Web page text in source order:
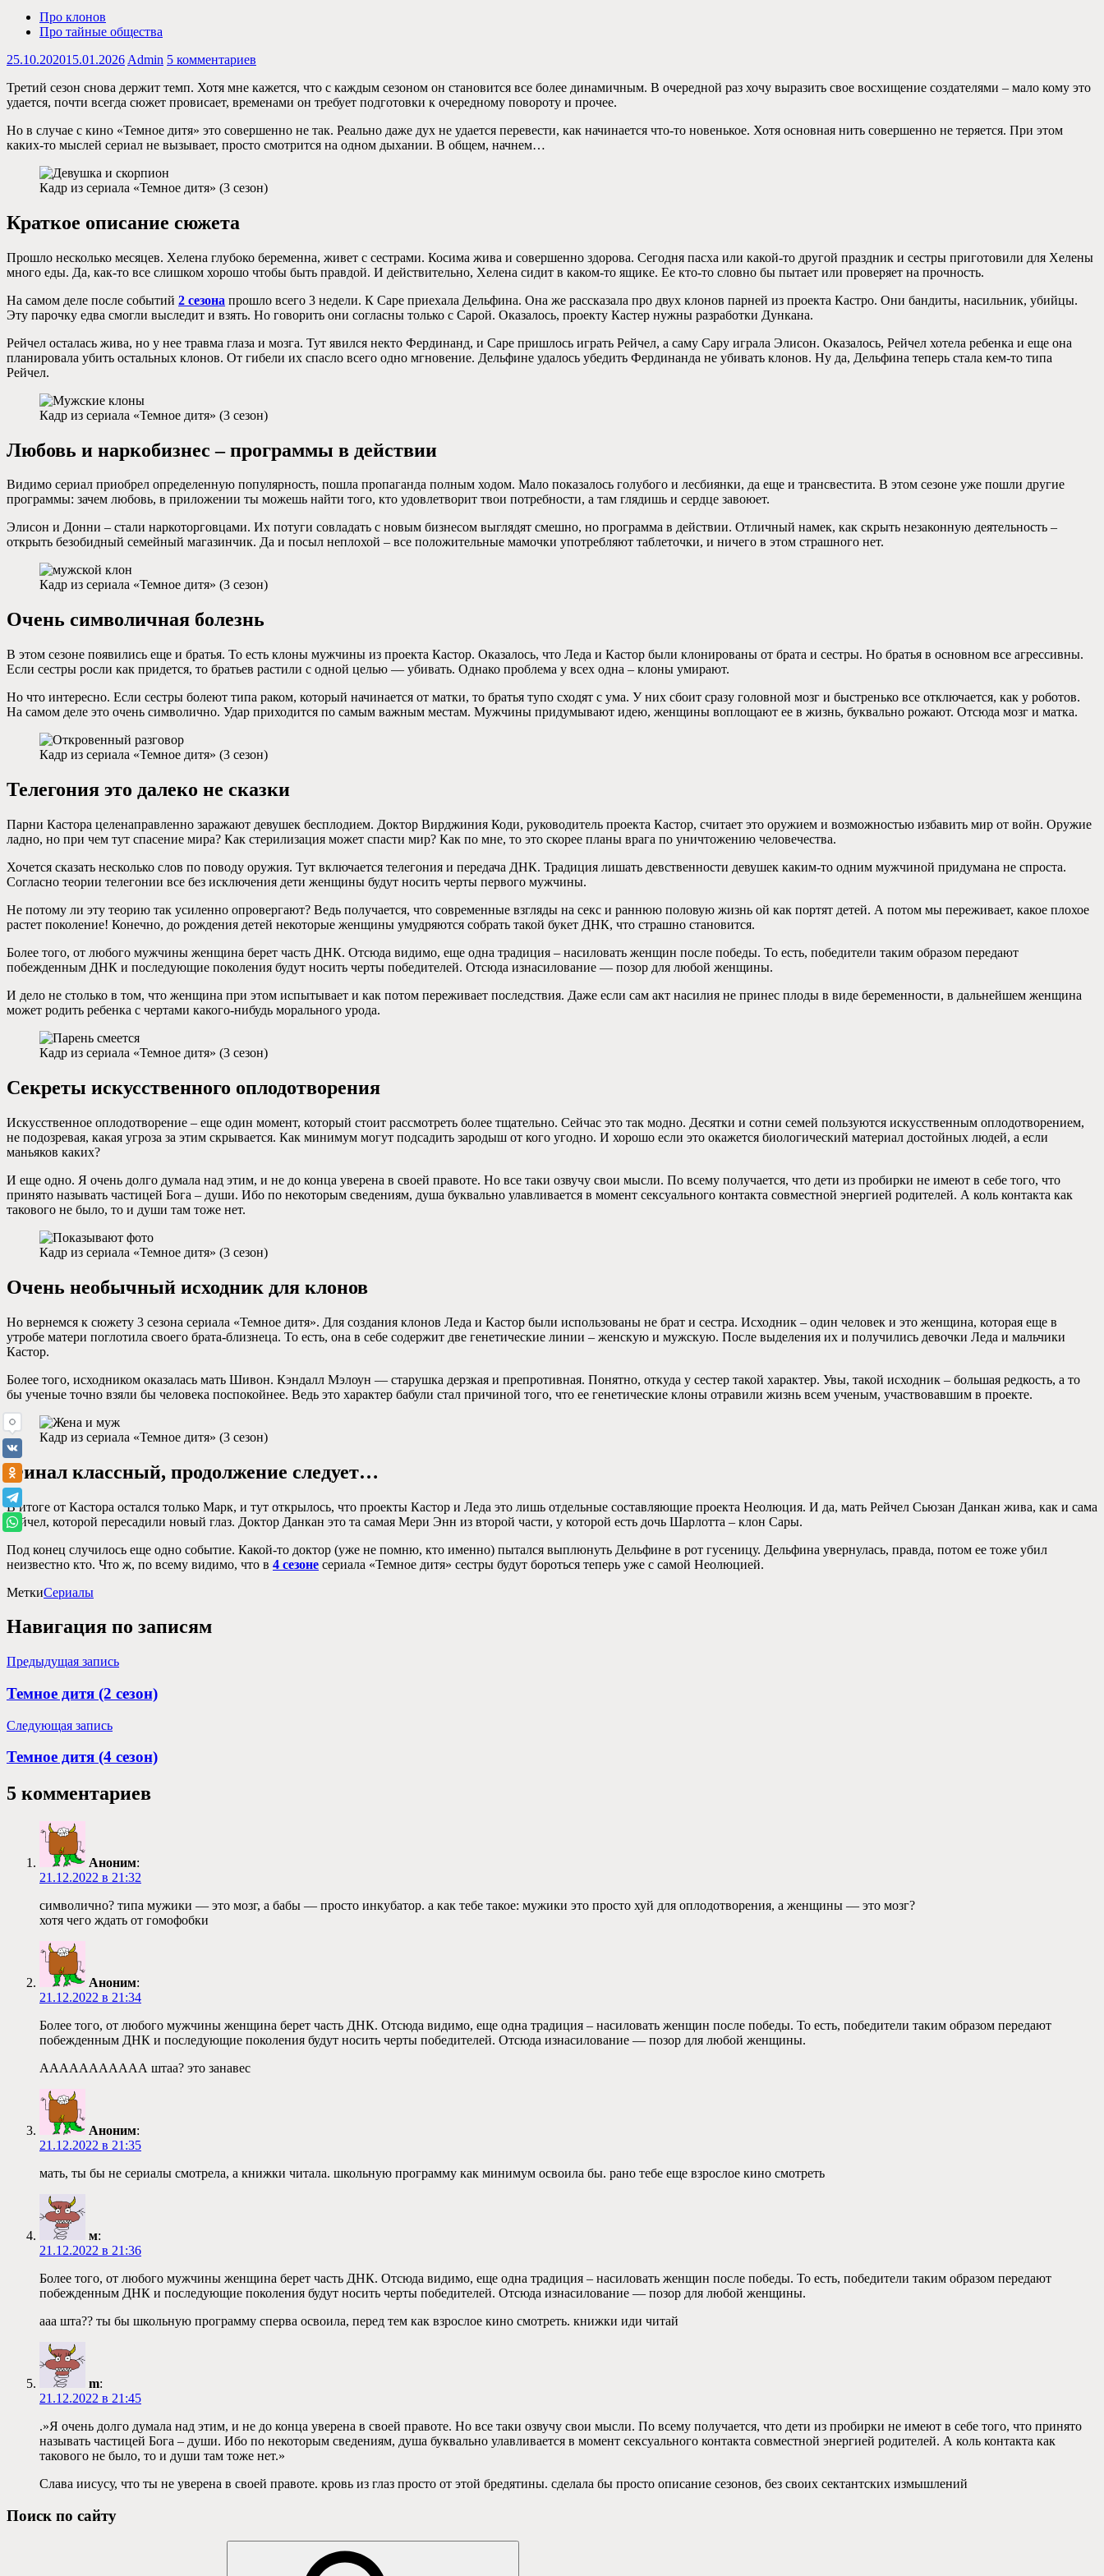
Про клонов
Про тайные общества
25.10.202015.01.2026 Admin 5 комментариев
Третий сезон снова держит темп. Хотя мне кажется, что с каждым сезоном он становится все более динамичным. В очередной раз хочу выразить свое восхищение создателями – мало кому это
удается, почти всегда сюжет провисает, временами он требует подготовки к очередному повороту и прочее.
Но в случае с кино «Темное дитя» это совершенно не так. Реально даже дух не удается перевести, как начинается что-то новенькое. Хотя основная нить совершенно не теряется. При этом
каких-то мыслей сериал не вызывает, просто смотрится на одном дыхании. В общем, начнем…
Кадр из сериала «Темное дитя» (3 сезон)
Краткое описание сюжета
Прошло несколько месяцев. Хелена глубоко беременна, живет с сестрами. Косима жива и совершенно здорова. Сегодня пасха или какой-то другой праздник и сестры приготовили для Хелены
много еды. Да, как-то все слишком хорошо чтобы быть правдой. И действительно, Хелена сидит в каком-то ящике. Ее кто-то словно бы пытает или проверяет на прочность.
На самом деле после событий 2 сезона прошло всего 3 недели. К Саре приехала Дельфина. Она же рассказала про двух клонов парней из проекта Кастро. Они бандиты, насильник, убийцы.
Эту парочку едва смогли выследит и взять. Но говорить они согласны только с Сарой. Оказалось, проекту Кастер нужны разработки Дункана.
Рейчел осталась жива, но у нее травма глаза и мозга. Тут явился некто Фердинанд, и Саре пришлось играть Рейчел, а саму Сару играла Элисон. Оказалось, Рейчел хотела ребенка и еще она
планировала убить остальных клонов. От гибели их спасло всего одно мгновение. Дельфине удалось убедить Фердинанда не убивать клонов. Ну да, Дельфина теперь стала кем-то типа
Рейчел.
Кадр из сериала «Темное дитя» (3 сезон)
Любовь и наркобизнес – программы в действии
Видимо сериал приобрел определенную популярность, пошла пропаганда полным ходом. Мало показалось голубого и лесбиянки, да еще и трансвестита. В этом сезоне уже пошли другие
программы: зачем любовь, в приложении ты можешь найти того, кто удовлетворит твои потребности, а там глядишь и сердце завоюет.
Элисон и Донни – стали наркоторговцами. Их потуги совладать с новым бизнесом выглядят смешно, но программа в действии. Отличный намек, как скрыть незаконную деятельность –
открыть безобидный семейный магазинчик. Да и посыл неплохой – все положительные мамочки употребляют таблеточки, и ничего в этом страшного нет.
Кадр из сериала «Темное дитя» (3 сезон)
Очень символичная болезнь
В этом сезоне появились еще и братья. То есть клоны мужчины из проекта Кастор. Оказалось, что Леда и Кастор были клонированы от брата и сестры. Но братья в основном все агрессивны.
Если сестры росли как придется, то братьев растили с одной целью — убивать. Однако проблема у всех одна – клоны умирают.
Но что интересно. Если сестры болеют типа раком, который начинается от матки, то братья тупо сходят с ума. У них сбоит сразу головной мозг и быстренько все отключается, как у роботов.
На самом деле это очень символично. Удар приходится по самым важным местам. Мужчины придумывают идею, женщины воплощают ее в жизнь, буквально рожают. Отсюда мозг и матка.
Кадр из сериала «Темное дитя» (3 сезон)
Телегония это далеко не сказки
Парни Кастора целенаправленно заражают девушек бесплодием. Доктор Вирджиния Коди, руководитель проекта Кастор, считает это оружием и возможностью избавить мир от войн. Оружие
ладно, но при чем тут спасение мира? Как стерилизация может спасти мир? Как по мне, то это скорее планы врага по уничтожению человечества.
Хочется сказать несколько слов по поводу оружия. Тут включается телегония и передача ДНК. Традиция лишать девственности девушек каким-то одним мужчиной придумана не спроста.
Согласно теории телегонии все без исключения дети женщины будут носить черты первого мужчины.
Не потому ли эту теорию так усиленно опровергают? Ведь получается, что современные взгляды на секс и раннюю половую жизнь ой как портят детей. А потом мы переживает, какое плохое
растет поколение! Конечно, до рождения детей некоторые женщины умудряются собрать такой букет ДНК, что страшно становится.
Более того, от любого мужчины женщина берет часть ДНК. Отсюда видимо, еще одна традиция – насиловать женщин после победы. То есть, победители таким образом передают
побежденным ДНК и последующие поколения будут носить черты победителей. Отсюда изнасилование — позор для любой женщины.
И дело не столько в том, что женщина при этом испытывает и как потом переживает последствия. Даже если сам акт насилия не принес плоды в виде беременности, в дальнейшем женщина
может родить ребенка с чертами какого-нибудь морального урода.
Кадр из сериала «Темное дитя» (3 сезон)
Секреты искусственного оплодотворения
Искусственное оплодотворение – еще один момент, который стоит рассмотреть более тщательно. Сейчас это так модно. Десятки и сотни семей пользуются искусственным оплодотворением,
не подозревая, какая угроза за этим скрывается. Как минимум могут подсадить зародыш от кого угодно. И хорошо если это окажется биологический материал достойных людей, а если
маньяков каких?
И еще одно. Я очень долго думала над этим, и не до конца уверена в своей правоте. Но все таки озвучу свои мысли. По всему получается, что дети из пробирки не имеют в себе того, что
принято называть частицей Бога – души. Ибо по некоторым сведениям, душа буквально улавливается в момент сексуального контакта совместной энергией родителей. А коль контакта как
такового не было, то и души там тоже нет.
Кадр из сериала «Темное дитя» (3 сезон)
Очень необычный исходник для клонов
Но вернемся к сюжету 3 сезона сериала «Темное дитя». Для создания клонов Леда и Кастор были использованы не брат и сестра. Исходник – один человек и это женщина, которая еще в
утробе матери поглотила своего брата-близнеца. То есть, она в себе содержит две генетические линии – женскую и мужскую. После выделения их и получились девочки Леда и мальчики
Кастор.
Более того, исходником оказалась мать Шивон. Кэндалл Мэлоун — старушка дерзкая и препротивная. Понятно, откуда у сестер такой характер. Увы, такой исходник – большая редкость, а то
бы ученые точно взяли бы человека поспокойнее. Ведь это характер бабули стал причиной того, что ее генетические клоны отравили жизнь всем ученым, участвовавшим в проекте.
Кадр из сериала «Темное дитя» (3 сезон)
Финал классный, продолжение следует…
В итоге от Кастора остался только Марк, и тут открылось, что проекты Кастор и Леда это лишь отдельные составляющие проекта Неолюция. И да, мать Рейчел Сьюзан Данкан жива, как и сама
Рейчел, которой пересадили новый глаз. Доктор Данкан это та самая Мери Энн из второй части, у которой есть дочь Шарлотта – клон Сары.
Под конец случилось еще одно событие. Какой-то доктор (уже не помню, кто именно) пытался выплюнуть Дельфине в рот гусеницу. Дельфина увернулась, правда, потом ее тоже убил
неизвестно кто. Что ж, по всему видимо, что в 4 сезоне сериала «Темное дитя» сестры будут бороться теперь уже с самой Неолюцией.
МеткиСериалы
Навигация по записям
Предыдущая запись
Темное дитя (2 сезон)
Следующая запись
Темное дитя (4 сезон)
5 комментариев
Аноним:
21.12.2022 в 21:32
символично? типа мужики — это мозг, а бабы — просто инкубатор. а как тебе такое: мужики это просто хуй для оплодотворения, а женщины — это мозг?
хотя чего ждать от гомофобки
Аноним:
21.12.2022 в 21:34
Более того, от любого мужчины женщина берет часть ДНК. Отсюда видимо, еще одна традиция – насиловать женщин после победы. То есть, победители таким образом передают
побежденным ДНК и последующие поколения будут носить черты победителей. Отсюда изнасилование — позор для любой женщины.
ААААААААААА штаа? это занавес
Аноним:
21.12.2022 в 21:35
мать, ты бы не сериалы смотрела, а книжки читала. школьную программу как минимум освоила бы. рано тебе еще взрослое кино смотреть
м:
21.12.2022 в 21:36
Более того, от любого мужчины женщина берет часть ДНК. Отсюда видимо, еще одна традиция – насиловать женщин после победы. То есть, победители таким образом передают
побежденным ДНК и последующие поколения будут носить черты победителей. Отсюда изнасилование — позор для любой женщины.
ааа шта?? ты бы школьную программу сперва освоила, перед тем как взрослое кино смотреть. книжки иди читай
m:
21.12.2022 в 21:45
.»Я очень долго думала над этим, и не до конца уверена в своей правоте. Но все таки озвучу свои мысли. По всему получается, что дети из пробирки не имеют в себе того, что принято
называть частицей Бога – души. Ибо по некоторым сведениям, душа буквально улавливается в момент сексуального контакта совместной энергией родителей. А коль контакта как
такового не было, то и души там тоже нет.»
Слава иисусу, что ты не уверена в своей правоте. кровь из глаз просто от этой бредятины. сделала бы просто описание сезонов, без своих сектантских измышлений
Поиск по сайту